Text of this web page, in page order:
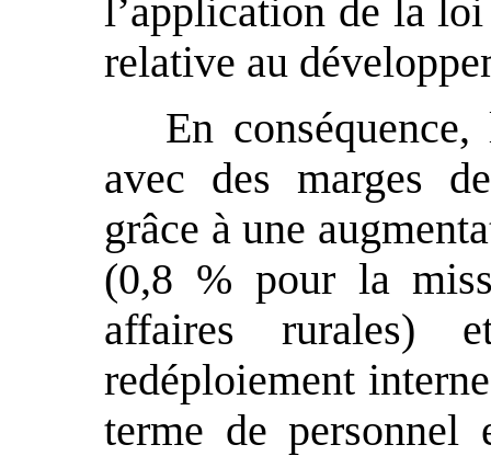
l’application de la
relative au
En
avec des marges
grâce à une
(0,8 % pour la
affaires rurales)
redéploiement
terme de personnel